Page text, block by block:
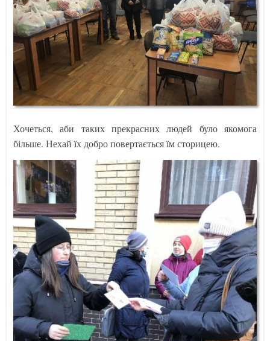
Хочеться, аби таких прекрасних людей було якомога
більше. Нехай їх добро повертається їм сторицею.